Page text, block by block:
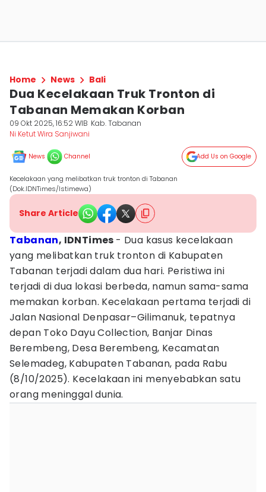
Home News Bali
Dua Kecelakaan Truk Tronton di
Tabanan Memakan Korban
09 Okt 2025, 16:52 WIB Kab. Tabanan
Ni Ketut Wira Sanjiwani
News Channel Add Us on Google
Kecelakaan yang melibatkan truk tronton di Tabanan
(Dok.IDNTimes/Istimewa)
Share Article
Tabanan, IDNTimes - Dua kasus kecelakaan
yang melibatkan truk tronton di Kabupaten
Tabanan terjadi dalam dua hari. Peristiwa ini
terjadi di dua lokasi berbeda, namun sama-sama
memakan korban. Kecelakaan pertama terjadi di
Jalan Nasional Denpasar–Gilimanuk, tepatnya
depan Toko Dayu Collection, Banjar Dinas
Berembeng, Desa Berembeng, Kecamatan
Selemadeg, Kabupaten Tabanan, pada Rabu
(8/10/2025). Kecelakaan ini menyebabkan satu
orang meninggal dunia.